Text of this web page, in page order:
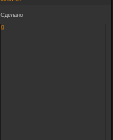
Сделано
0